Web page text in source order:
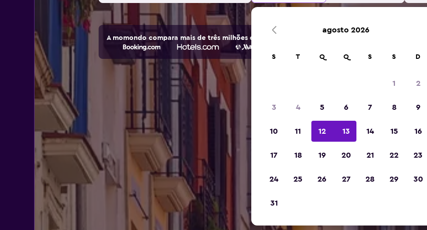
A momondo compara mais de três milhões de opções de hotéis e alojamento.
agosto 2026
S T Q Q S S D
1 2
3 4 5 6 7 8 9
10 11 12 13 14 15 16
17 18 19 20 21 22 23
24 25 26 27 28 29 30
31